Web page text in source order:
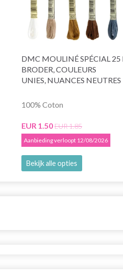
DMC MOULINÉ SPÉCIAL 25
BRODER, COULEURS
UNIES, NUANCES NEUTRES
100% Coton
EUR 1.50EUR 1.85
Aanbieding verloopt 12/08/2026
Bekijk alle opties